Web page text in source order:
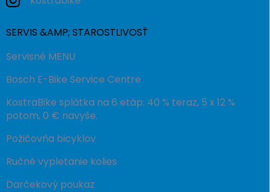
SERVIS &AMP; STAROSTLIVOSŤ
Servisné MENU
Bosch E-Bike Service Centre
KostraBike splátka na 6 etáp: 40 % teraz, 5 x 12 %
potom, 0 € navyše.
Požičovňa bicyklov
Ručné vypletanie kolies
Darčekový poukaz